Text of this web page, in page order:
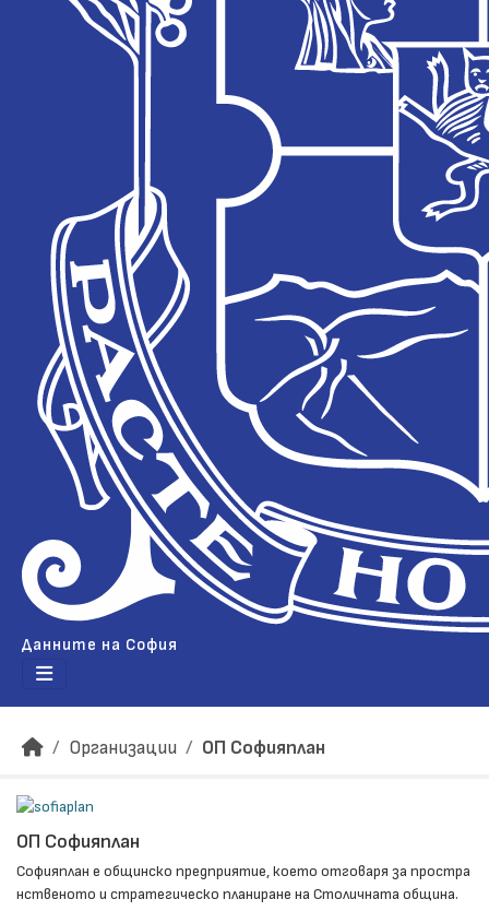
Данните на София
Организации ОП Софияплан
ОП Софияплан
Софияплан e общинско предприятие, което отговаря за простра
нственото и стратегическо планиране на Столичната община.